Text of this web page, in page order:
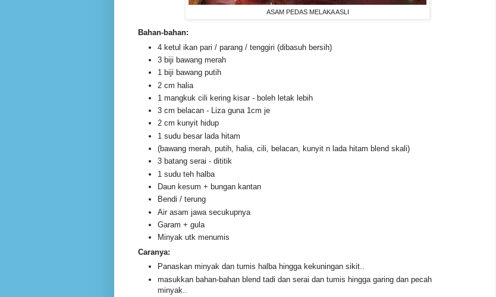
ASAM PEDAS MELAKA ASLI
Bahan-bahan:
4 ketul ikan pari / parang / tenggiri (dibasuh bersih)
3 biji bawang merah
1 biji bawang putih
2 cm halia
1 mangkuk cili kering kisar - boleh letak lebih
3 cm belacan - Liza guna 1cm je
2 cm kunyit hidup
1 sudu besar lada hitam
(bawang merah, putih, halia, cili, belacan, kunyit n lada hitam blend skali)
3 batang serai - dititik
1 sudu teh halba
Daun kesum + bungan kantan
Bendi / terung
Air asam jawa secukupnya
Garam + gula
Minyak utk menumis
Caranya:
Panaskan minyak dan tumis halba hingga kekuningan sikit..
masukkan bahan-bahan blend tadi dan serai dan tumis hingga garing dan pecah
minyak..